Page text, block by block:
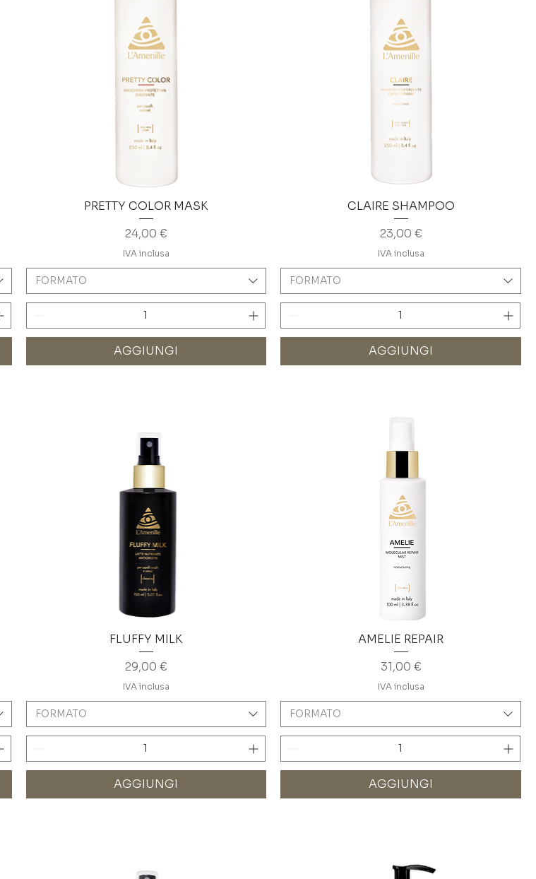
PRETTY COLOR MASK
Prezzo
24,00 €
IVA inclusa
FORMATO
AGGIUNGI
CLAIRE SHAMPOO
Prezzo
23,00 €
IVA inclusa
FORMATO
AGGIUNGI
FLUFFY MILK
Prezzo
29,00 €
IVA inclusa
FORMATO
AGGIUNGI
AMELIE REPAIR
Prezzo
31,00 €
IVA inclusa
FORMATO
AGGIUNGI